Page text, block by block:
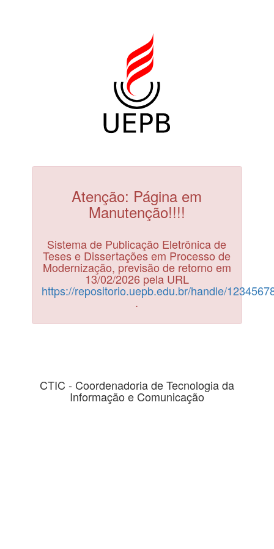
Atenção: Página em
Manutenção!!!!
Sistema de Publicação Eletrônica de
Teses e Dissertações em Processo de
Modernização, previsão de retorno em
13/02/2026 pela URL
https://repositorio.uepb.edu.br/handle/
.
CTIC - Coordenadoria de Tecnologia da
Informação e Comunicação